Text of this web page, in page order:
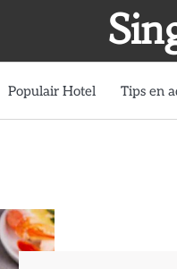
Populair Hotel Tips en